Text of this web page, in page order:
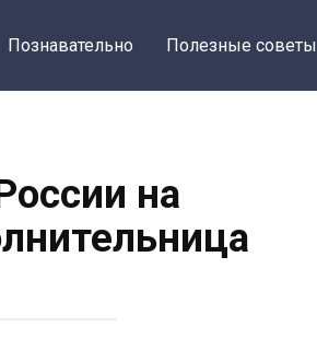
Познавательно Полезные советы
на